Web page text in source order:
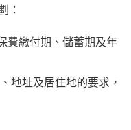
：
費繳付期、儲蓄期及年
地址及居住地的要求，